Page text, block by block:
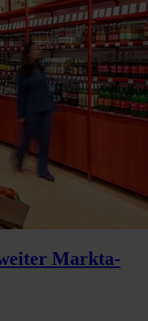
Markta-